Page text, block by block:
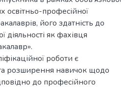
освітньо-професійної
його здатність до
діяльності як фахівця
роботи є
розширення навичок щодо
до професійного